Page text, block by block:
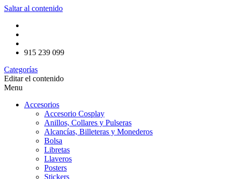
Saltar al contenido
915 239 099
Categorías
Editar el contenido
Menu
Accesorios
Accesorio Cosplay
Anillos, Collares y Pulseras
Alcancías, Billeteras y Monederos
Bolsa
Libretas
Llaveros
Posters
Stickers